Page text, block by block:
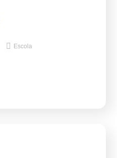
Escola